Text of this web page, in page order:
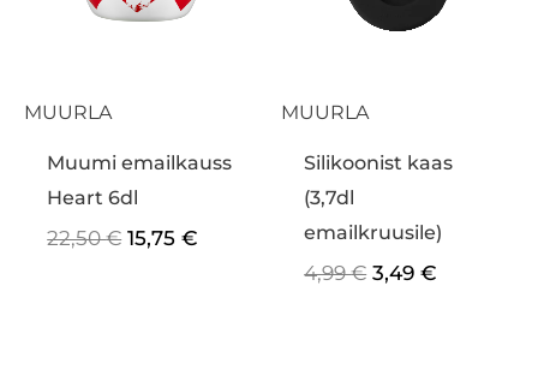
MUURLA
Muumi emailkauss
Heart 6dl
22,50€ 15,75€
MUURLA
Silikoonist kaas
(3,7dl
emailkruusile)
4,99€ 3,49€